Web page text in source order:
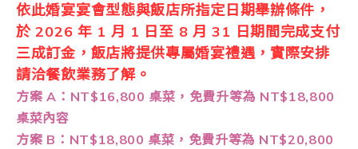
依此婚宴宴會型態與飯店所指定日期舉辦條件，
於 2026 年 1 月 1 日至 8 月 31 日期間完成支付
三成訂金，飯店將提供專屬婚宴禮遇，實際安排
請洽餐飲業務了解。
方案 A：NT$16,800 桌菜，免費升等為 NT$18,800
桌菜內容
方案 B：NT$18,800 桌菜，免費升等為 NT$20,800